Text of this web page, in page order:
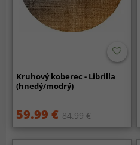
Kruhový koberec - Librilla
(hnedý/modrý)
59.99 € 84.99 €